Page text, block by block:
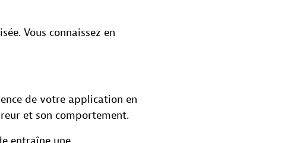
Vous connaissez en
de votre application en
et son comportement.